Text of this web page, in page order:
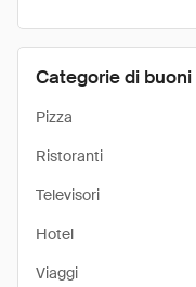
Categorie di buoni
Pizza
Ristoranti
Televisori
Hotel
Viaggi